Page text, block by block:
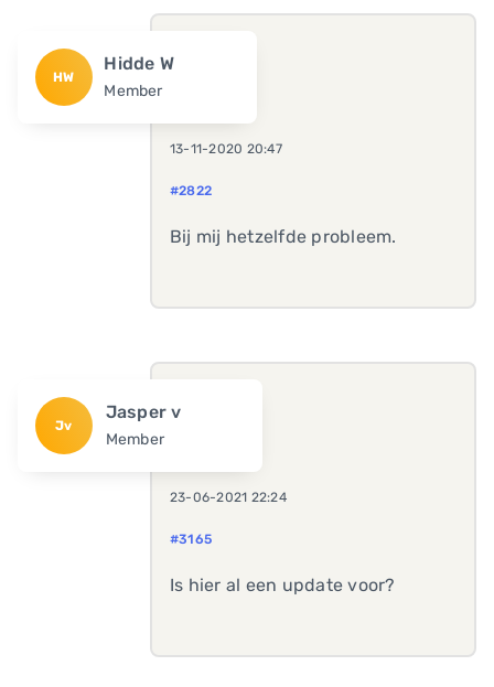
HW
Hidde W
Member
13-11-2020 20:47
#2822
Bij mij hetzelfde probleem.
Jv
Jasper v
Member
23-06-2021 22:24
#3165
Is hier al een update voor?